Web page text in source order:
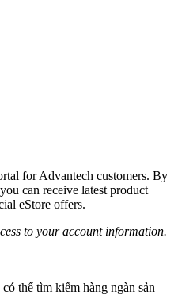
for Advantech customers. By
can receive latest product
eStore offers.
to your account information.
thể tìm kiếm hàng ngàn sản